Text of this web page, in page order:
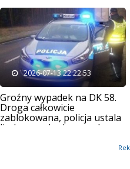
2026-07-13 22:22:53
Groźny wypadek na DK 58.
Droga całkowicie
zablokowana, policja ustala
liczbę poszkodowanych